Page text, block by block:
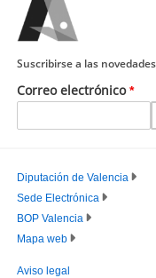
Correo electrónico
Suscribirse a las
PIE
PRINCIPAL
Diputación de Valencia
Sede Electrónica
BOP Valencia
Mapa web
Aviso legal